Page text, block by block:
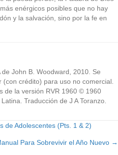
enérgicos posibles que no hay
y la salvación, sino por la fe en
John B. Woodward, 2010. Se
crédito) para uso no comercial.
de la versión RVR 1960 © 1960
Traducción de J A Toranzo.
de Adolescentes (Pts. 1 & 2)
Para Sobrevivir el Año Nuevo →